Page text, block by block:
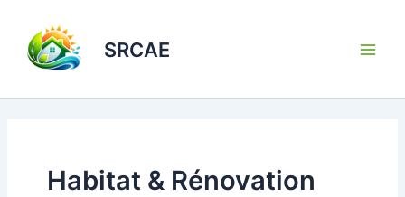
contenu
SRCAE
Habitat & Rénovation